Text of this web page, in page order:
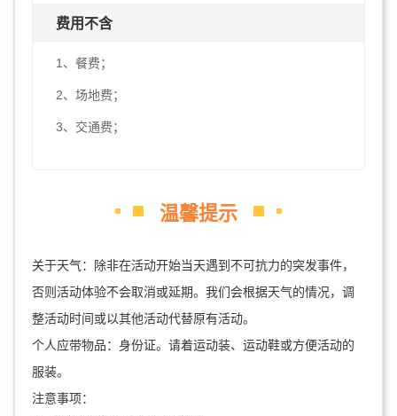
费用不含
1、餐费；
2、场地费；
3、交通费；
温馨提示
关于天气：除非在活动开始当天遇到不可抗力的突发事件，
否则活动体验不会取消或延期。我们会根据天气的情况，调
整活动时间或以其他活动代替原有活动。
个人应带物品：身份证。请着运动装、运动鞋或方便活动的
服装。
注意事项：